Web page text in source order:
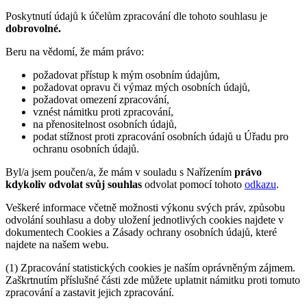
Poskytnutí údajů k účelům zpracování dle tohoto souhlasu je
dobrovolné.
Beru na vědomí, že mám právo:
požadovat přístup k mým osobním údajům,
požadovat opravu či výmaz mých osobních údajů,
požadovat omezení zpracování,
vznést námitku proti zpracování,
na přenositelnost osobních údajů,
podat stížnost proti zpracování osobních údajů u Úřadu pro
ochranu osobních údajů.
Byl/a jsem poučen/a, že mám v souladu s Nařízením právo
kdykoliv odvolat svůj souhlas odvolat pomocí tohoto odkazu.
Veškeré informace včetně možnosti výkonu svých práv, způsobu
odvolání souhlasu a doby uložení jednotlivých cookies najdete v
dokumentech Cookies a Zásady ochrany osobních údajů, které
najdete na našem webu.
(1) Zpracování statistických cookies je naším oprávněným zájmem.
Zaškrtnutím příslušné části zde můžete uplatnit námitku proti tomuto
zpracování a zastavit jejich zpracování.